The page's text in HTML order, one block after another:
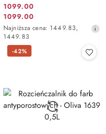
kanałowy
Cena
promocyjna:
1099.00
Cena
promocyjna:
1099.00
Najniższa
cena
30
Najniższa cena: 1449.83,
1449.83
-42%